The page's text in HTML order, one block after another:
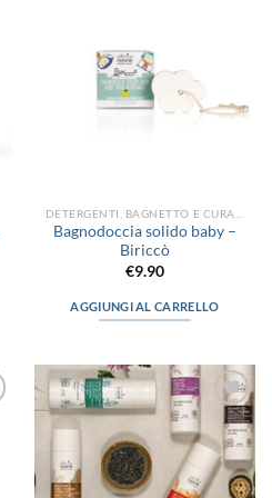
Bagnodoccia solido baby –
Biriccò
€9.90
AGGIUNGI AL CARRELLO
Aggiungi
alla lista
dei
desideri